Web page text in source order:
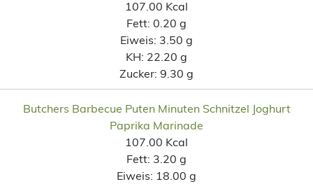
107.00 Kcal
Fett: 0.20 g
Eiweis: 3.50 g
KH: 22.20 g
Zucker: 9.30 g
Butchers Barbecue Puten Minuten Schnitzel Joghurt
Paprika Marinade
107.00 Kcal
Fett: 3.20 g
Eiweis: 18.00 g